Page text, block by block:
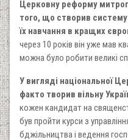
Церковну реформу
того, що створив
їх навчання в кращих
через 10 років він уже мав
можна було робити великі
У вигляді національної
факто творив вільну
кожен кандидат на
був пройти курси з
бджільництва і ведення